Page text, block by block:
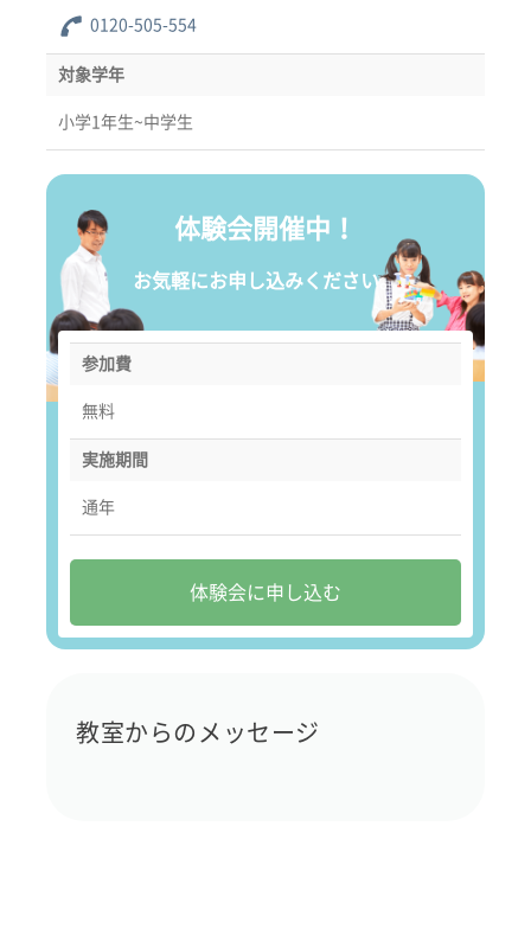
0120-505-554
対象学年
小学1年生~中学生
体験会開催中！
お気軽にお申し込みください。
参加費
無料
実施期間
通年
体験会に申し込む
教室からのメッセージ